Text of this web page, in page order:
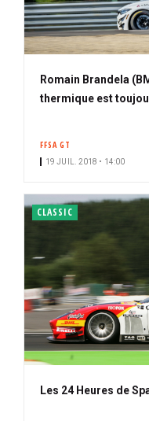
Romain Brandela
thermique est
FFSA GT
19 JUIL. 2018 • 14:00
CLASSIC
Les 24 Heures de